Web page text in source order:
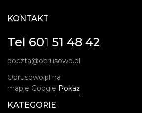
KONTAKT
Tel 601 51 48 42
poczta@obrusowo.pl
Obrusowo.pl na
mapie Google Pokaż
KATEGORIE